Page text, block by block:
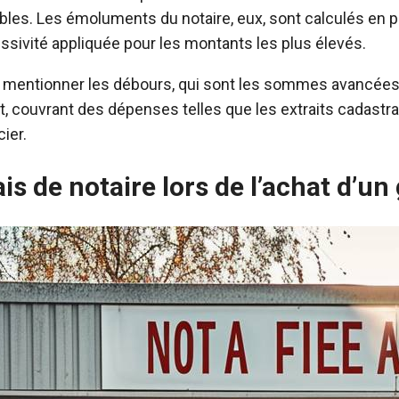
Les émoluments du notaire, eux, sont calculés en
appliquée pour les montants les plus élevés.
les débours, qui sont les sommes
couvrant des dépenses telles que les extraits
de notaire lors de l’achat d’un